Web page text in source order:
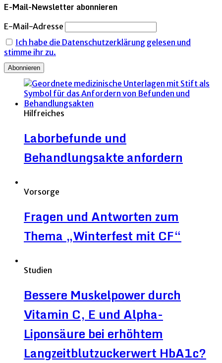
E-Mail-Newsletter abonnieren
E-Mail-Adresse
Ich habe die Datenschutzerklärung gelesen und
stimme ihr zu.
Hilfreiches
Laborbefunde und
Behandlungsakte anfordern
Vorsorge
Fragen und Antworten zum
Thema „Winterfest mit CF“
Studien
Bessere Muskelpower durch
Vitamin C, E und Alpha-
Liponsäure bei erhöhtem
Langzeitblutzuckerwert HbA1c?